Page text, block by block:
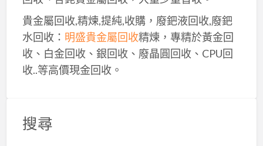
貴金屬回收,精煉,提純,收購，廢鈀液回收,廢鈀
水回收： 明盛貴金屬回收精煉，專精於黃金回
收、白金回收、銀回收、廢晶圓回收、CPU回
收..等高價現金回收。
搜尋